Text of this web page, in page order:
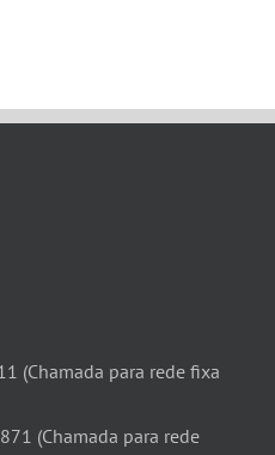
(Chamada para rede fixa
(Chamada para rede